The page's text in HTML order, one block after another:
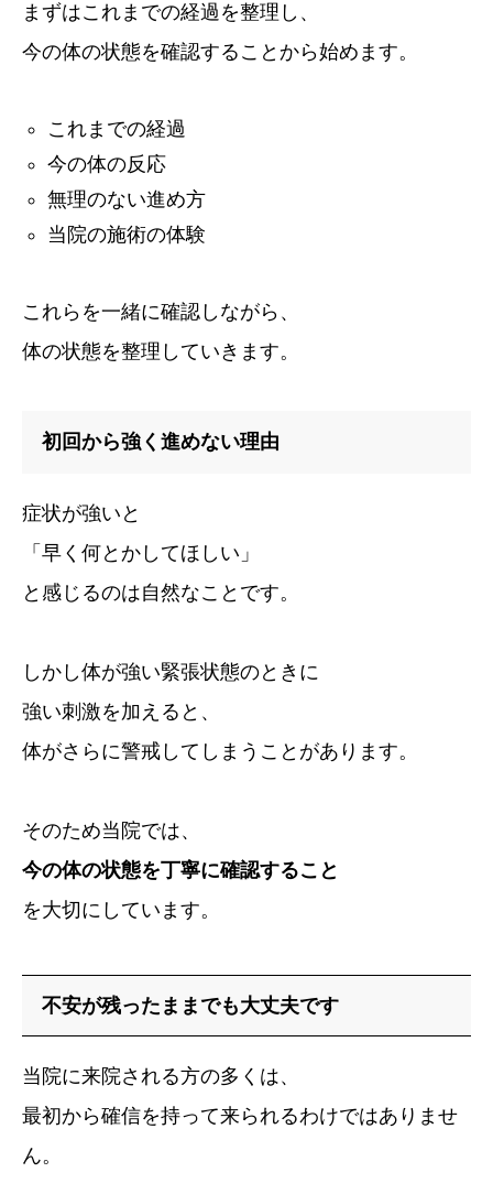
まずはこれまでの経過を整理し、
今の体の状態を確認することから始めます。
これまでの経過
今の体の反応
無理のない進め方
当院の施術の体験
これらを一緒に確認しながら、
体の状態を整理していきます。
初回から強く進めない理由
症状が強いと
「早く何とかしてほしい」
と感じるのは自然なことです。
しかし体が強い緊張状態のときに
強い刺激を加えると、
体がさらに警戒してしまうことがあります。
そのため当院では、
今の体の状態を丁寧に確認すること
を大切にしています。
不安が残ったままでも大丈夫です
当院に来院される方の多くは、
最初から確信を持って来られるわけではありませ
ん。